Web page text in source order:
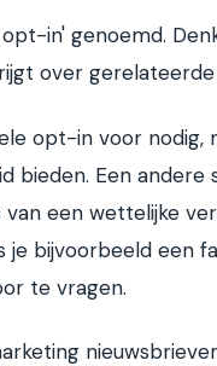
in' genoemd.
over
opt-in voor nodig,
bieden. Een
een wettelijke
je bijvoorbeeld een
te vragen.